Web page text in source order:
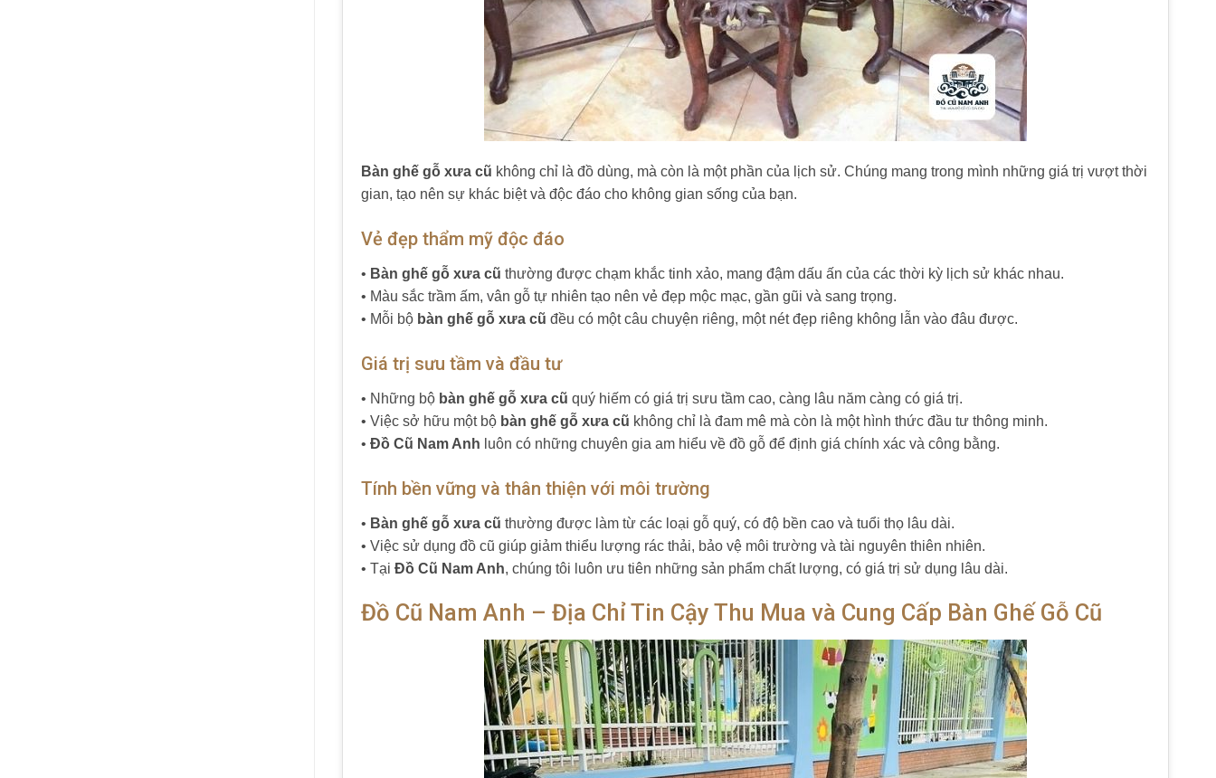
Bàn ghế gỗ xưa cũ không chỉ là đồ dùng, mà còn là một phần của lịch sử. Chúng mang trong mình những giá trị vượt thời
gian, tạo nên sự khác biệt và độc đáo cho không gian sống của bạn.
Vẻ đẹp thẩm mỹ độc đáo
• Bàn ghế gỗ xưa cũ thường được chạm khắc tinh xảo, mang đậm dấu ấn của các thời kỳ lịch sử khác nhau.
• Màu sắc trầm ấm, vân gỗ tự nhiên tạo nên vẻ đẹp mộc mạc, gần gũi và sang trọng.
• Mỗi bộ bàn ghế gỗ xưa cũ đều có một câu chuyện riêng, một nét đẹp riêng không lẫn vào đâu được.
Giá trị sưu tầm và đầu tư
• Những bộ bàn ghế gỗ xưa cũ quý hiếm có giá trị sưu tầm cao, càng lâu năm càng có giá trị.
• Việc sở hữu một bộ bàn ghế gỗ xưa cũ không chỉ là đam mê mà còn là một hình thức đầu tư thông minh.
• Đồ Cũ Nam Anh luôn có những chuyên gia am hiểu về đồ gỗ để định giá chính xác và công bằng.
Tính bền vững và thân thiện với môi trường
• Bàn ghế gỗ xưa cũ thường được làm từ các loại gỗ quý, có độ bền cao và tuổi thọ lâu dài.
• Việc sử dụng đồ cũ giúp giảm thiểu lượng rác thải, bảo vệ môi trường và tài nguyên thiên nhiên.
• Tại Đồ Cũ Nam Anh, chúng tôi luôn ưu tiên những sản phẩm chất lượng, có giá trị sử dụng lâu dài.
Đồ Cũ Nam Anh – Địa Chỉ Tin Cậy Thu Mua và Cung Cấp Bàn Ghế Gỗ Cũ